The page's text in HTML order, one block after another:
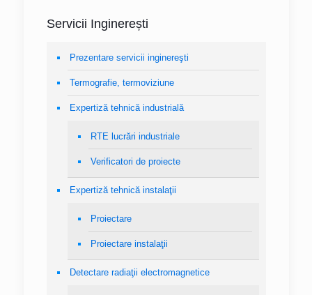
Servicii Inginerești
Prezentare servicii inginereşti
Termografie, termoviziune
Expertiză tehnică industrială
RTE lucrări industriale
Verificatori de proiecte
Expertiză tehnică instalaţii
Proiectare
Proiectare instalaţii
Detectare radiaţii electromagnetice